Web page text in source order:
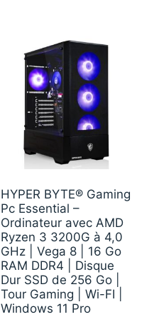
HYPER BYTE® Gaming
Pc Essential –
Ordinateur avec AMD
Ryzen 3 3200G à 4,0
GHz | Vega 8 | 16 Go
RAM DDR4 | Disque
Dur SSD de 256 Go |
Tour Gaming | Wi-FI |
Windows 11 Pro